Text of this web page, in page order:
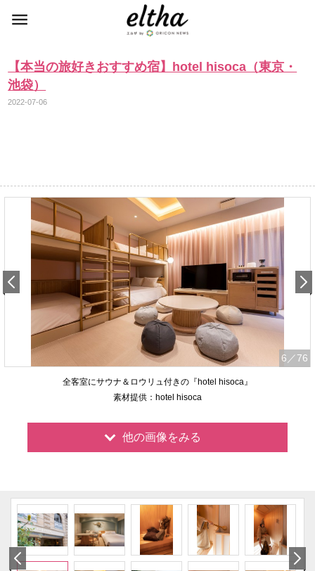
【本当の旅好きおすすめ宿】hotel hisoca（東京・
池袋）
2022-07-06
6 ／76
全客室にサウナ＆ロウリュ付きの『hotel hisoca』
素材提供：hotel hisoca
他の画像をみる